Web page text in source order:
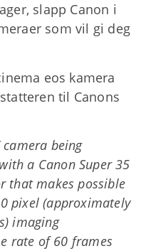
slapp Canon i
som vil gi deg
eos kamera
til Canons
camera being
a Canon Super 35
that makes possible
pixel (approximately
imaging
rate of 60 frames